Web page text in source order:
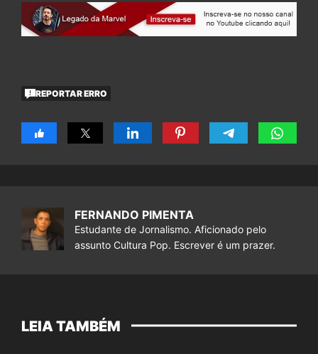
REPORTAR ERRO
FERNANDO PIMENTA
Estudante de Jornalismo. Aficionado pelo
assunto Cultura Pop. Escrever é um prazer.
LEIA TAMBÉM